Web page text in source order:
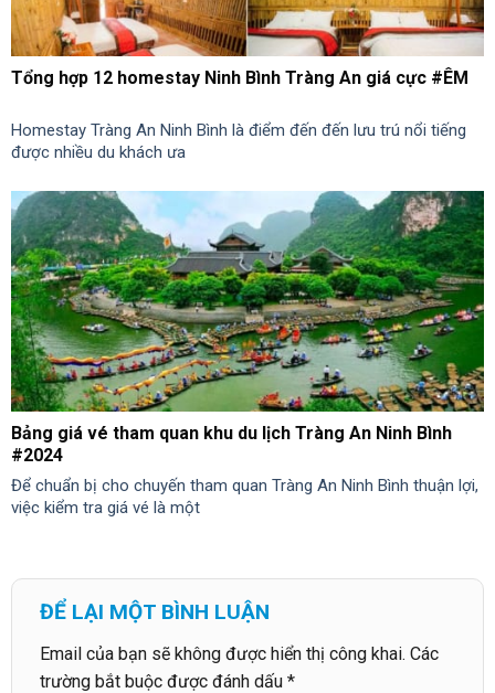
Tổng hợp 12 homestay Ninh Bình Tràng An giá cực #ÊM
Homestay Tràng An Ninh Bình là điểm đến đến lưu trú nổi tiếng
được nhiều du khách ưa
Bảng giá vé tham quan khu du lịch Tràng An Ninh Bình
#2024
Để chuẩn bị cho chuyến tham quan Tràng An Ninh Bình thuận lợi,
việc kiểm tra giá vé là một
ĐỂ LẠI MỘT BÌNH LUẬN
Email của bạn sẽ không được hiển thị công khai. Các
trường bắt buộc được đánh dấu *